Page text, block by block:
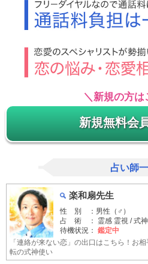
＼新規の方は
新規無料会
占い師
楽和扇先生
性 別 ：男性（♂）
占 術 ： 霊感 霊視 / 式
待機状況： 鑑定中
「連絡が来ない恋」の出口はこちら！お
転の式神使い